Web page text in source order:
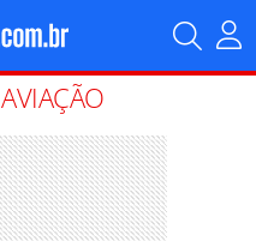
AVIAÇÃO